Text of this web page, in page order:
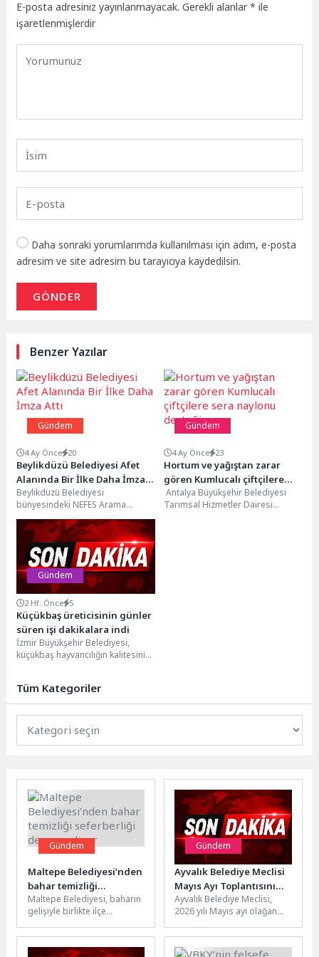
E-posta adresiniz yayınlanmayacak. Gerekli alanlar* ile
işaretlenmişlerdir
Daha sonraki yorumlarımda kullanılması için adım, e-posta
adresim ve site adresim bu tarayıcıya kaydedilsin.
GÖNDER
Benzer Yazılar
Gündem
4 Ay Önce 20
Beylikdüzü Belediyesi Afet
Alanında Bir İlke Daha İmza
Attı
Beylikdüzü Belediyesi
bünyesindeki NEFES Arama
Kurtarma Ekibi’nin KBRN Takımı,
Konya’da düzenlenen özel eğitim
programını başarıyla...
Gündem
4 Ay Önce 23
Hortum ve yağıştan zarar
gören Kumlucalı çiftçilere
sera naylonu desteği
Antalya Büyükşehir Belediyesi
Tarımsal Hizmetler Dairesi
Gündem
2 Hf. Önce 5
Küçükbaş üreticisinin günler
süren işi dakikalara indi
İzmir Büyükşehir Belediyesi,
küçükbaş hayvancılığın kalitesini
hizmetini...
Tüm Kategoriler
Gündem
Maltepe Belediyesi’nden
bahar temizliği
seferberliği devam
ediyor
Maltepe Belediyesi, baharın
gelişiyle birlikte ilçe
çalışmalarını aralıksız
sürdürüyor. Fındıklı
Gündem
Ayvalık Belediye Meclisi
Mayıs Ayı Toplantısını
Yaptı
Ayvalık Belediye Meclisi,
2026 yılı Mayıs ayı olağan
Nejat Uygur Sahnesi’nde,
Belediye...